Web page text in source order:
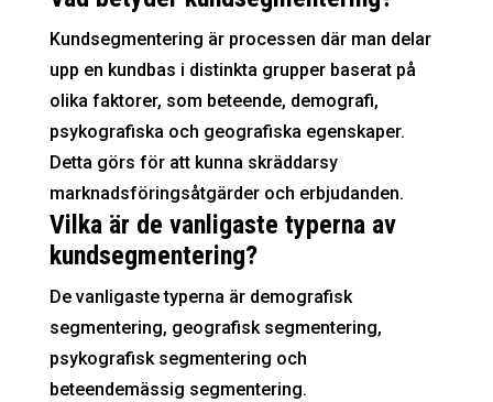
Kundsegmentering är processen där man delar
upp en kundbas i distinkta grupper baserat på
olika faktorer, som beteende, demografi,
psykografiska och geografiska egenskaper.
Detta görs för att kunna skräddarsy
marknadsföringsåtgärder och erbjudanden.
Vilka är de vanligaste typerna av
kundsegmentering?
De vanligaste typerna är demografisk
segmentering, geografisk segmentering,
psykografisk segmentering och
beteendemässig segmentering.